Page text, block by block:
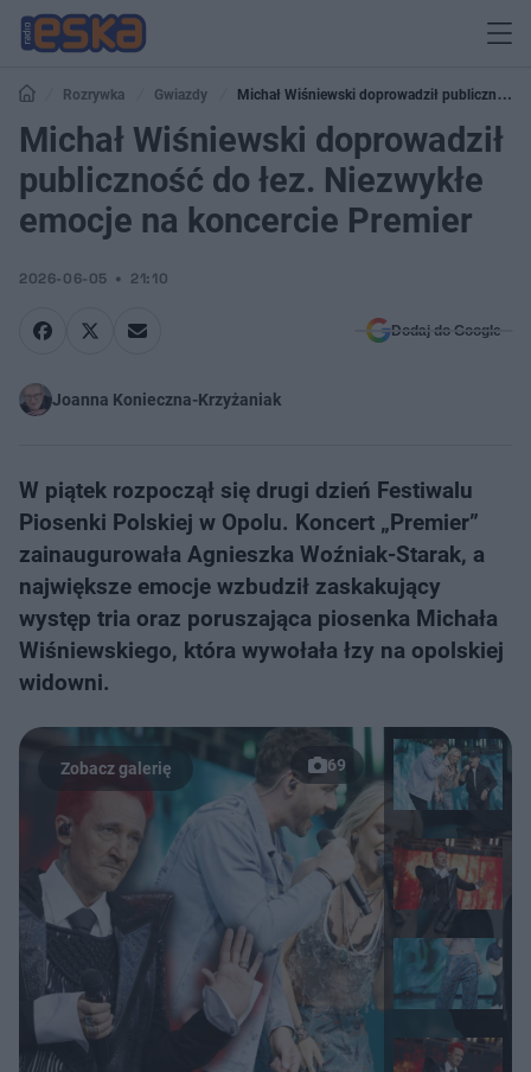
Rozrywka Gwiazdy
Michał Wiśniewski doprowadził publiczność
do łez. Niezwykłe emocje na koncercie Premier
Michał Wiśniewski doprowadził
publiczność do łez. Niezwykłe
emocje na koncercie Premier
2026-06-05 21:10
Dodaj do Google
Joanna Konieczna-Krzyżaniak
W piątek rozpoczął się drugi dzień Festiwalu
Piosenki Polskiej w Opolu. Koncert „Premier”
zainaugurowała Agnieszka Woźniak-Starak, a
największe emocje wzbudził zaskakujący
występ tria oraz poruszająca piosenka Michała
Wiśniewskiego, która wywołała łzy na opolskiej
widowni.
69